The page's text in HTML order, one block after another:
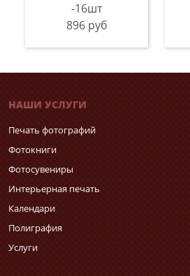
-16шт
896 руб
НАШИ УСЛУГИ
Печать фотографий
Фотокниги
Фотосувениры
Интерьерная печать
Календари
Полиграфия
Услуги